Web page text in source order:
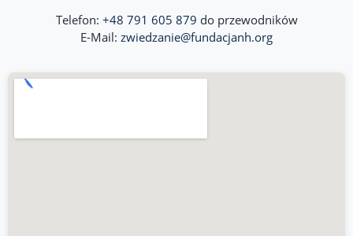
Telefon: +48 791 605 879 do przewodników
E-Mail: zwiedzanie@fundacjanh.org